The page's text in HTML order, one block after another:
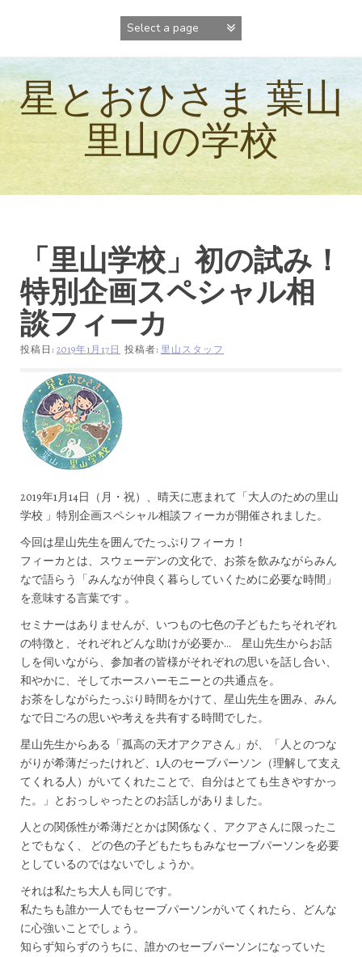
ン
ツ
ス
プ
星とおひさま 葉山
里山の学校
「里山学校」初の試み！
特別企画スペシャル相
談フィーカ
投稿日: 2019年1月17日 投稿者: 里山スタッフ
2019年1月14日（月・祝）、晴天に恵まれて「大人のための里山
学校 」特別企画スペシャル相談フィーカが開催されました。
今回は星山先生を囲んでたっぷりフィーカ！
フィーカとは、スウェーデンの文化で、お茶を飲みながらみん
なで語らう「みんなが仲良く暮らしていくために必要な時間」
を意味する言葉です 。
セミナーはありませんが、いつもの七色の子どもたちそれぞれ
の特徴と、それぞれどんな助けが必要か… 星山先生からお話
しを伺いながら、参加者の皆様がそれぞれの思いを話し合い、
和やかに、そしてホースハーモニーとの共通点を。
お茶をしながらたっぷり時間をかけて、星山先生を囲み、みん
なで日ごろの思いや考えを共有する時間でした。
星山先生からある「孤高の天才アクアさん」が、「人とのつな
がりが希薄だったけれど、1人のセーブパーソン（理解して支え
てくれる人）がいてくれたことで、自分はとても生きやすかっ
た。」とおっしゃったとのお話しがありました。
人との関係性が希薄だとかは関係なく、アクアさんに限ったこ
とでもなく、 どの色の子どもたちもみなセーブパーソンを必要
としているのではないでしょうか。
それは私たち大人も同じです。
私たちも誰か一人でもセーブパーソンがいてくれたら、どんな
に心強いことでしょう。
知らず知らずのうちに、誰かのセーブパーソンになっていた